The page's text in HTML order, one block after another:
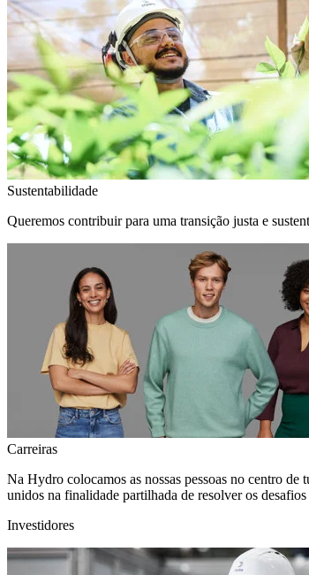
Sustentabilidade
Queremos contribuir para uma transição justa e
Carreiras
Na Hydro colocamos as nossas pessoas no centro
unidos na finalidade partilhada de resolver os
Investidores